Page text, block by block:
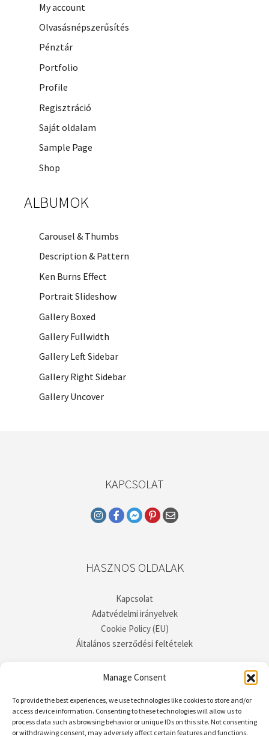
Manage Consent
To provide the best experiences, we use technologies like cookies to store and/or
access device information. Consenting to these technologies will allow us to
process data such as browsing behavior or unique IDs on this site. Not consenting
or withdrawing consent, may adversely affect certain features and functions.
My account
Olvasásnépszerűsítés
Pénztár
Portfolio
Profile
Regisztráció
Saját oldalam
Sample Page
Shop
ALBUMOK
Carousel & Thumbs
Description & Pattern
Ken Burns Effect
Portrait Slideshow
Gallery Boxed
Gallery Fullwidth
Gallery Left Sidebar
Gallery Right Sidebar
Gallery Uncover
KAPCSOLAT
HASZNOS OLDALAK
Kapcsolat
Adatvédelmi irányelvek
Cookie Policy (EU)
Általános szerződési feltételek